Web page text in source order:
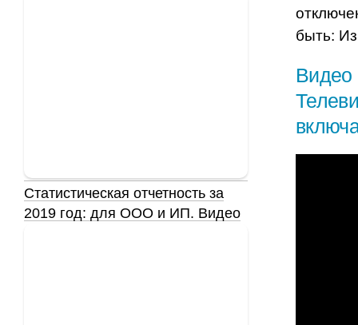
быть:
Видео
Статистическая отчетность за
2019 год: для ООО и ИП. Видео